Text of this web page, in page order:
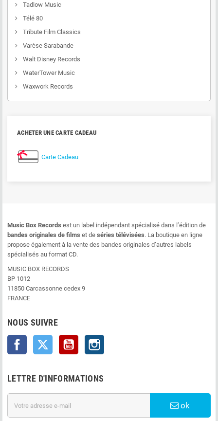
Tadlow Music
Télé 80
Tribute Film Classics
Varèse Sarabande
Walt Disney Records
WaterTower Music
Waxwork Records
ACHETER UNE CARTE CADEAU
Carte Cadeau
Music Box Records est un label indépendant spécialisé dans l’édition de
bandes originales de films et de séries télévisées. La boutique en ligne
propose également à la vente des bandes originales d’autres labels
spécialisés au format CD.
MUSIC BOX RECORDS
BP 1012
11850 Carcassonne cedex 9
FRANCE
NOUS SUIVRE
Facebook Twitter YouTube
LETTRE D'INFORMATIONS
ok